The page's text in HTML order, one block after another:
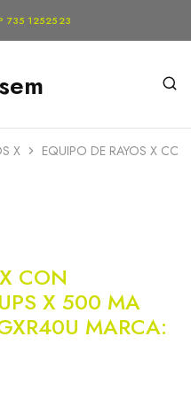
735 1252523
X EQUIPO DE RAYOS X
CON
X 500 MA
MARCA: